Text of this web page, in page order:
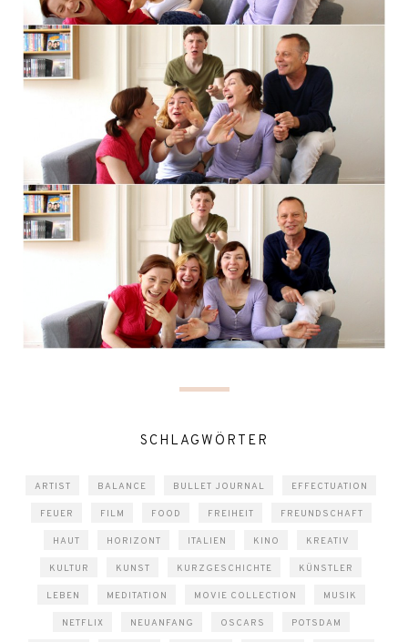
SCHLAGWÖRTER
ARTIST BALANCE BULLET JOURNAL EFFECTUATION
FEUER FILM FOOD FREIHEIT FREUNDSCHAFT
HAUT HORIZONT ITALIEN KINO KREATIV
KULTUR KUNST KURZGESCHICHTE KÜNSTLER
LEBEN MEDITATION MOVIE COLLECTION MUSIK
NETFLIX NEUANFANG OSCARS POTSDAM